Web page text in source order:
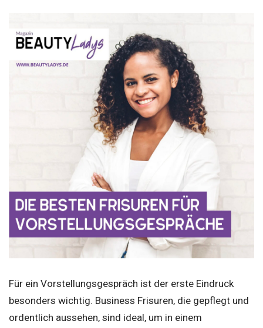
Für ein Vorstellungsgespräch ist der erste Eindruck
besonders wichtig. Business Frisuren, die gepflegt und
ordentlich aussehen, sind ideal, um in einem